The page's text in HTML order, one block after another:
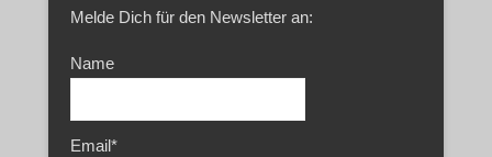
Melde Dich für den Newsletter an:
Name
Email*